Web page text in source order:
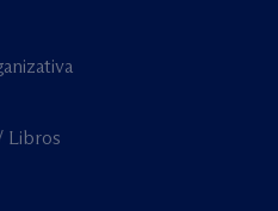
Libros